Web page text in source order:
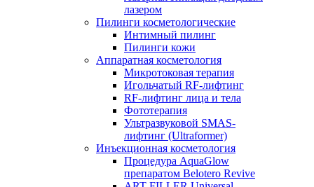
лазером
Пилинги косметологические
Интимный пилинг
Пилинги кожи
Аппаратная косметология
Микротоковая терапия
Игольчатый RF-лифтинг
RF-лифтинг лица и тела
Фототерапия
Ультразвуковой SMAS-
лифтинг (Ultraformer)
Инъекционная косметология
Процедура AquaGlow
препаратом Belotero Revive